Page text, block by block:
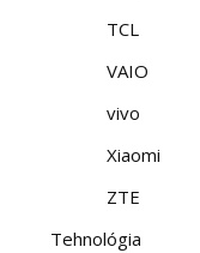
TCL
VAIO
vivo
Xiaomi
ZTE
Tehnológia